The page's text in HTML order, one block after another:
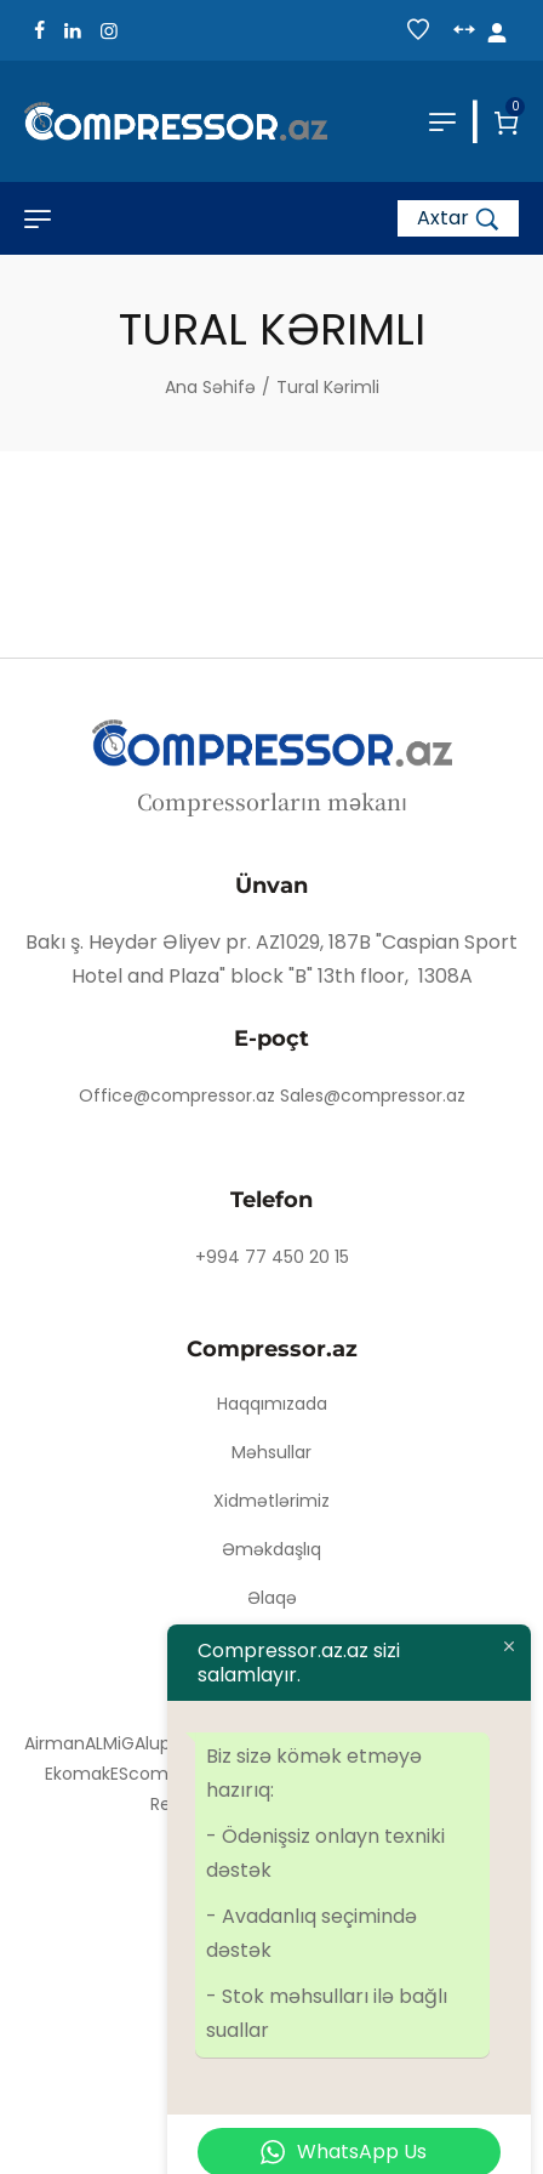
| 0
Axtar
TURAL KƏRIMLI
Ana Səhifə / Tural Kərimli
Compressorların məkanı
Ünvan
Bakı ş. Heydər Əliyev pr. AZ1029, 187B "Caspian Sport
Hotel and Plaza" block "B" 13th floor, 1308A
E-poçt
Office@compressor.az Sales@compressor.az
Telefon
+994 77 450 20 15
Compressor.az
Haqqımızada
Məhsullar
Xidmətlərimiz
Əməkdaşlıq
Əlaqə
Brendlər
AirmanALMiGAlup Atlas Copco Atmos BOGE
EkomakEScomp Kaeser
RemezaSolidAir
Kompressorlar
Əlavə avadanlıqlar
Ehtiyat hissələr
Compressor.az.az sizi
salamlayır.
Biz sizə kömək etməyə
hazırıq:
- Ödənişsiz onlayn texniki
dəstək
- Avadanlıq seçimində
dəstək
- Stok məhsulları ilə bağlı
suallar
WhatsApp Us